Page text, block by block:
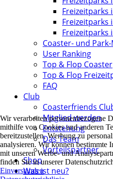
Freizeitparks
Freizeitparks
Freizeitparks
Coaster- und
User Ranking
Top & Flop Coaster
Top & Flop
FAQ
Club
Coasterfriends
Mitglied werden
Entstehung
Das Team
Vorteilspartner
Shop
Was ist neu?
Wir verarbeiten personenbezogene
mithilfe von Cookies und anderen
bereitzustellen, Werbung zu
analysieren. Wir können bestimmte
mit unseren Werbe- und
finden Sie in unserer
Einverstanden